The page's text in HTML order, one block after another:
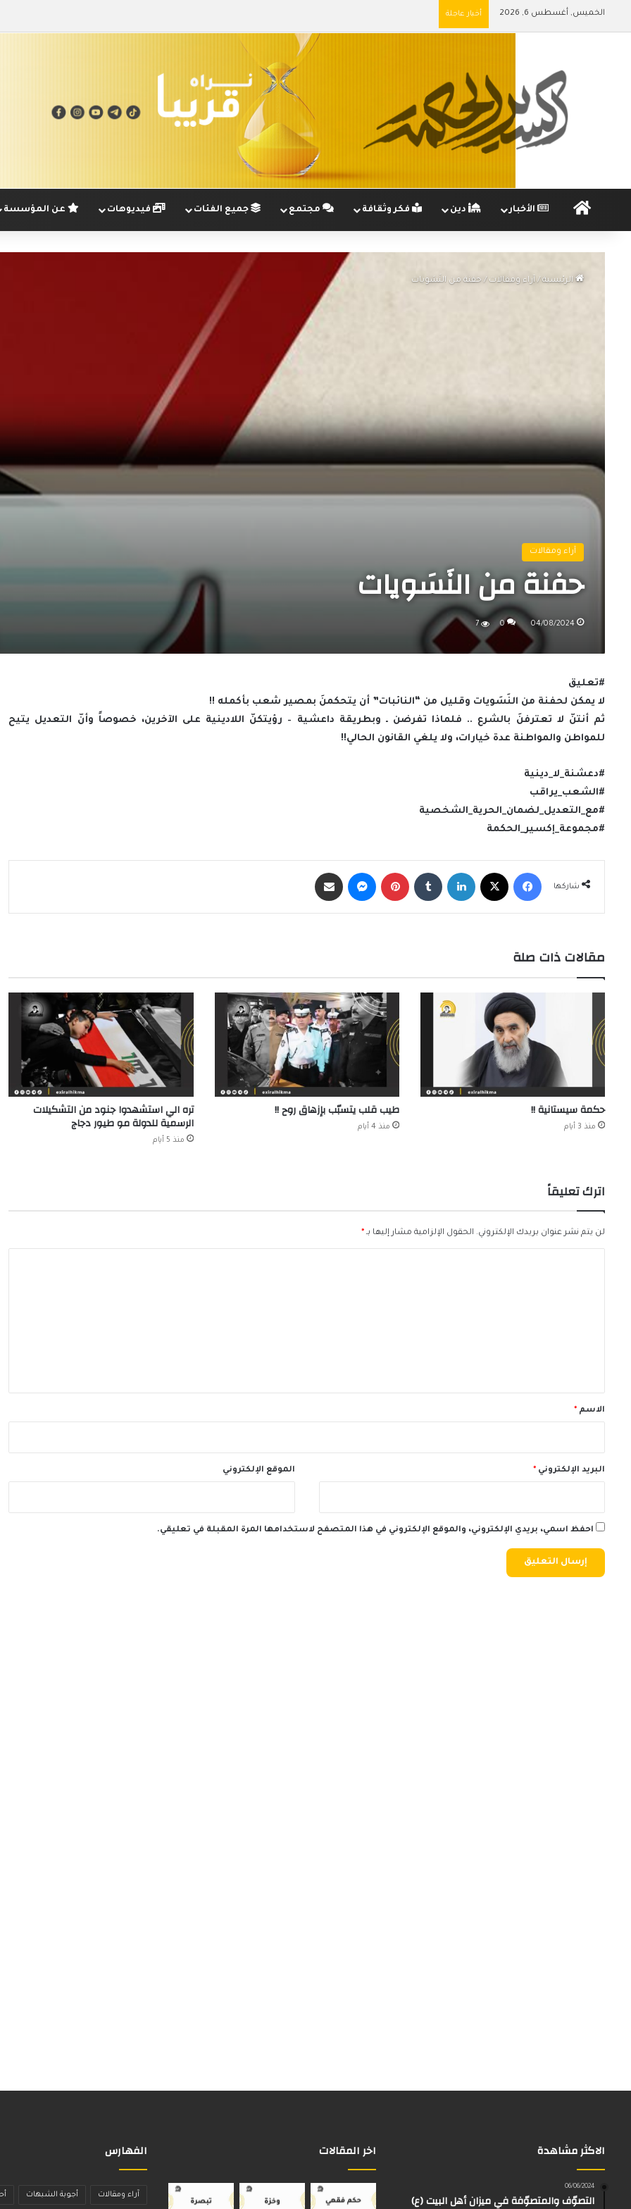
الخميس, أغسطس 6, 2026 أخبار عاجلة
الرئيسيةالأخبار دين فكر وثقافة مجتمع جميع الفئات فيديوهات عن المؤسسة
الرئيسية / آراء ومقالات / حفنة من النَسَويات
آراء ومقالات
حفنة من النَسَويات
04/08/2024
0
7
#تعليق
لا يمكن لحفنة من النَسَويات وقليل من “النائبات” أن يتحكمنَ بمصير شعب بأكمله !!
ثم أنتنّ لا تعترفنَ بالشرع .. فلماذا تفرضن ـ وبطريقة داعشية – رؤيتكنّ اللادينية على الآخرين، خصوصاً وأنّ التعديل يتيح
للمواطن والمواطنة عدة خيارات، ولا يلغي القانون الحالي!!
#دعشنة_لا_دينية
#الشعب_يراقب
#مع_التعديل_لضمان_الحرية_الشخصية
#مجموعة_إكسير_الحكمة
شاركها
مقالات ذات صلة
حكمة سيستانية !!
منذ 3 أيام
طيب قلب يتسبّب بإزهاق روح !!
منذ 4 أيام
تره الي استشهدوا جنود من التشكيلات
الرسمية للدولة مو طيور دجاج
منذ 5 أيام
اترك تعليقاً
لن يتم نشر عنوان بريدك الإلكتروني. الحقول الإلزامية مشار إليها بـ *
*الاسم *
البريد الإلكتروني * الموقع الإلكتروني
احفظ اسمي، بريدي الإلكتروني، والموقع الإلكتروني في هذا المتصفح لاستخدامها المرة المقبلة في تعليقي.
الاكثر مشاهدة
06/06/2024
التصوّف والمتصوّفة في ميزان أهل البيت (ع)
اخر المقالات الفهارس
آراء ومقالات أجوبة الشبهات